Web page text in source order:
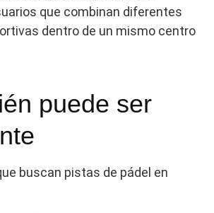
que combinan diferentes
dentro de un mismo centro
puede ser
buscan pistas de pádel en